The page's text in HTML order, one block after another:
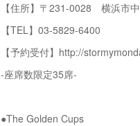
【住所】〒231-0028 横浜市
【TEL】03-5829-6400
【予約受付】http://
-座席数限定35席-
●The Golden Cups